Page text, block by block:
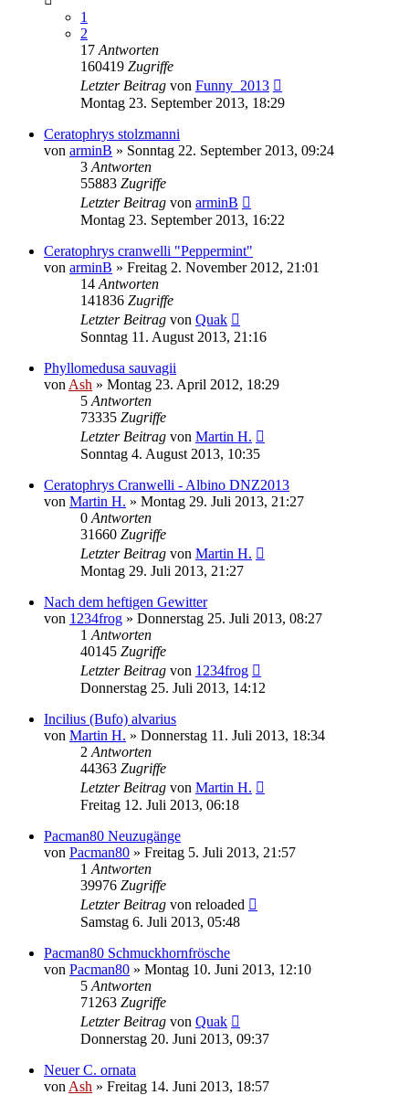
1
2
17 Antworten
160419 Zugriffe
Letzter Beitrag von Funny_2013
Montag 23. September 2013, 18:29
Ceratophrys stolzmanni
von arminB » Sonntag 22. September 2013, 09:24
3 Antworten
55883 Zugriffe
Letzter Beitrag von arminB
Montag 23. September 2013, 16:22
Ceratophrys cranwelli "Peppermint"
von arminB » Freitag 2. November 2012, 21:01
14 Antworten
141836 Zugriffe
Letzter Beitrag von Quak
Sonntag 11. August 2013, 21:16
Phyllomedusa sauvagii
von Ash » Montag 23. April 2012, 18:29
5 Antworten
73335 Zugriffe
Letzter Beitrag von Martin H.
Sonntag 4. August 2013, 10:35
Ceratophrys Cranwelli - Albino DNZ2013
von Martin H. » Montag 29. Juli 2013, 21:27
0 Antworten
31660 Zugriffe
Letzter Beitrag von Martin H.
Montag 29. Juli 2013, 21:27
Nach dem heftigen Gewitter
von 1234frog » Donnerstag 25. Juli 2013, 08:27
1 Antworten
40145 Zugriffe
Letzter Beitrag von 1234frog
Donnerstag 25. Juli 2013, 14:12
Incilius (Bufo) alvarius
von Martin H. » Donnerstag 11. Juli 2013, 18:34
2 Antworten
44363 Zugriffe
Letzter Beitrag von Martin H.
Freitag 12. Juli 2013, 06:18
Pacman80 Neuzugänge
von Pacman80 » Freitag 5. Juli 2013, 21:57
1 Antworten
39976 Zugriffe
Letzter Beitrag von reloaded
Samstag 6. Juli 2013, 05:48
Pacman80 Schmuckhornfrösche
von Pacman80 » Montag 10. Juni 2013, 12:10
5 Antworten
71263 Zugriffe
Letzter Beitrag von Quak
Donnerstag 20. Juni 2013, 09:37
Neuer C. ornata
von Ash » Freitag 14. Juni 2013, 18:57